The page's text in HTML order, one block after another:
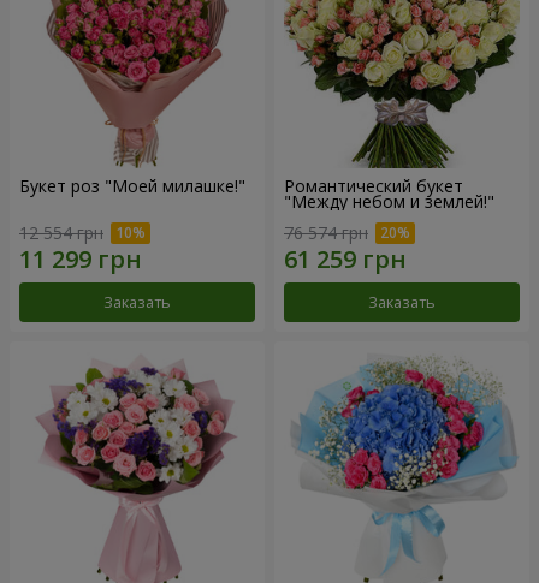
Букет роз "Моей милашке!"
12 554 грн
Заказать
Романтический букет
"Между небом и землей!"
76 574 грн
Заказать